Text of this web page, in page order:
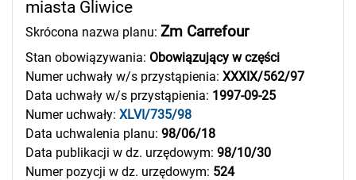
miasta Gliwice
Skrócona nazwa planu: Zm Carrefour
Stan obowiązywania: Obowiązujący w części
Numer uchwały w/s przystąpienia: XXXIX/562/97
Data uchwały w/s przystąpienia: 1997-09-25
Numer uchwały: XLVI/735/98
Data uchwalenia planu: 98/06/18
Data publikacji w dz. urzędowym: 98/10/30
Numer pozycji w dz. urzędowym: 524